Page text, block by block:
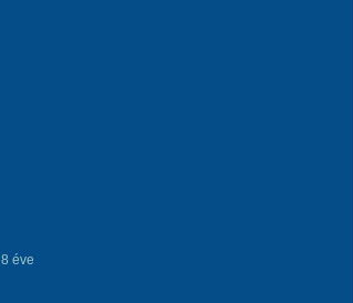
8 éve